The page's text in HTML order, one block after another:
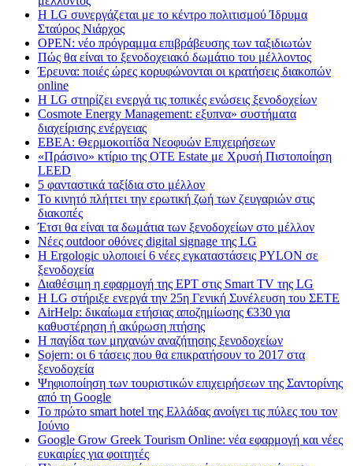
Η LG συνεργάζεται με το κέντρο πολιτισμού Ίδρυμα
Σταύρος Νιάρχος
OPEN: νέο πρόγραμμα επιβράβευσης των ταξιδιωτών
Πώς θα είναι το ξενοδοχειακό δωμάτιο του μέλλοντος
Έρευνα: ποιές ώρες κορυφώνονται οι κρατήσεις διακοπών
online
Η LG στηρίζει ενεργά τις τοπικές ενώσεις ξενοδοχείων
Cosmote Energy Management: εξυπνα» συστήματα
διαχείρισης ενέργειας
ΕΒΕΑ: Θερμοκοιτίδα Νεοφυών Επιχειρήσεων
«Πράσινο» κτίριο της OTE Estate με Χρυσή Πιστοποίηση
LEED
5 φανταστικά ταξίδια στο μέλλον
Το κινητό πλήττει την ερωτική ζωή των ζευγαριών στις
διακοπές
Έτσι θα είναι τα δωμάτια των ξενοδοχείων στο μέλλον
Nέες outdoor οθόνες digital signage της LG
Η Ergologic υλοποιεί 6 νέες εγκαταστάσεις PYLON σε
ξενοδοχεία
Διαθέσιμη η εφαρμογή της ΕΡΤ στις Smart TV της LG
Η LG στήριξε ενεργά την 25η Γενική Συνέλευση του ΣΕΤΕ
AirHelp: δικαίωμα ετήσιας αποζημίωσης €330 για
καθυστέρηση ή ακύρωση πτήσης
Η παγίδα των μηχανών αναζήτησης ξενοδοχείων
Sojern: οι 6 τάσεις που θα επικρατήσουν το 2017 στα
ξενοδοχεία
Ψηφιοποίηση των τουριστικών επιχειρήσεων της Σαντορίνης
από τη Google
Το πρώτο smart hotel της Ελλάδας ανοίγει τις πύλες του τον
Ιούνιο
Google Grow Greek Tourism Online: νέα εφαρμογή και νέες
ευκαιρίες για φοιτητές